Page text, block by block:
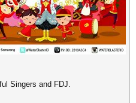
Singers and FDJ.